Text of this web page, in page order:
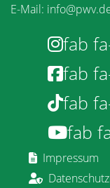
E-Mail:
fab
fab
fab
fab
Impressum